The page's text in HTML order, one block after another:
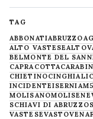
TAG
ABBONATIABRUZZO
ALTO VASTESE
BELMONTE DEL
CAPRACOTTA
CHIETINOCINGHIALI
INCIDENTEISERNIA
MOLISANOMOLISE
SCHIAVI DI ABRUZZO
VASTESEVASTO